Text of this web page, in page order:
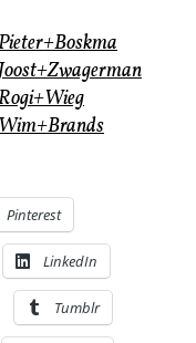
Pinterest
LinkedIn
Tumblr